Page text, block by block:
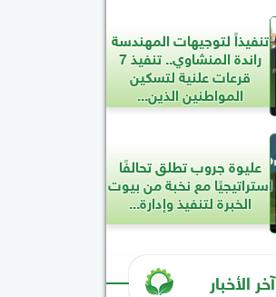
تنفيذاً لتوجيهات المهندسة
راندة المنشاوي.. تنفيذ 7
قرعات علنية لتسكين
المواطنين الذين...
عليوة جروب تطلق تحالفًا
استراتيجيًا مع نخبة من بيوت
الخبرة لتنفيذ وإدارة...
آخر الأخبار